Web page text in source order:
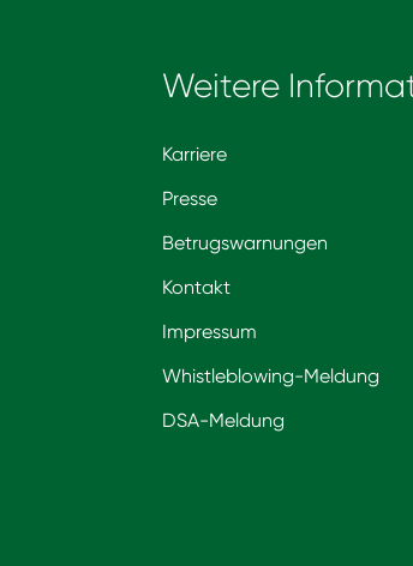
Weitere
Karriere
Presse
Betrugswarnungen
Kontakt
Impressum
Whistleblowing-Meldung
DSA-Meldung